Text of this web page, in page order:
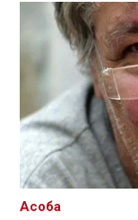
Асоба